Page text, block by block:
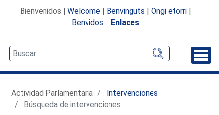
Bienvenidos | Welcome | Benvinguts | Ongi etorri |
Benvidos
Enlaces
Actividad Parlamentaria
Intervenciones
Búsqueda de intervenciones